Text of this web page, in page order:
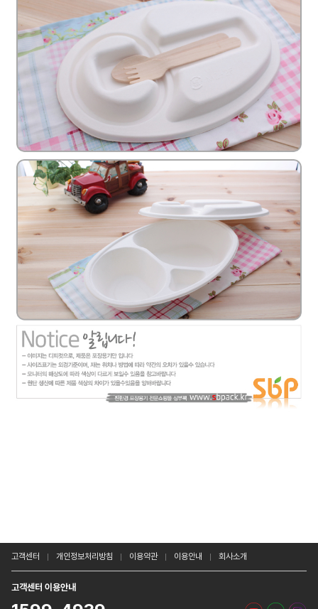
고객센터 개인정보처리방침 이용약관 이용안내 회사소개
고객센터 이용안내